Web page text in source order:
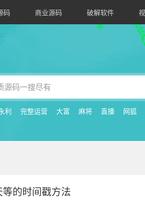
码 商业源码 破解软件
利 完整运营 大富 麻将 直播 网狐
的时间戳方法